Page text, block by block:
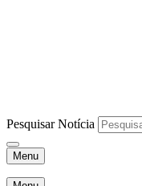
Pesquisar Notícia
Menu